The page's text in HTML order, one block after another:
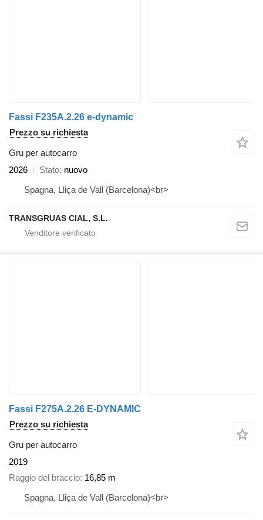
Fassi F235A.2.26 e-dynamic
Prezzo su richiesta
Gru per autocarro
2026
Stato nuovo
Spagna, Lliça de Vall (Barcelona)<br>
TRANSGRUAS CIAL, S.L.
Fassi F275A.2.26 E-DYNAMIC
Prezzo su richiesta
Gru per autocarro
2019
Raggio del braccio 16,85 m
Spagna, Lliça de Vall (Barcelona)<br>